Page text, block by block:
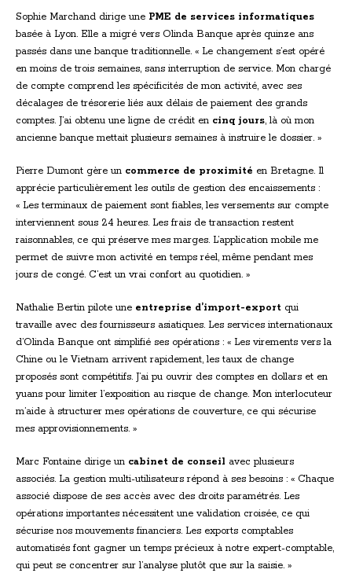
Sophie Marchand dirige une PME de services informatiques
basée à Lyon. Elle a migré vers Olinda Banque après quinze ans
passés dans une banque traditionnelle. « Le changement s’est opéré
en moins de trois semaines, sans interruption de service. Mon chargé
de compte comprend les spécificités de mon activité, avec ses
décalages de trésorerie liés aux délais de paiement des grands
comptes. J’ai obtenu une ligne de crédit en cinq jours, là où mon
ancienne banque mettait plusieurs semaines à instruire le dossier. »
Pierre Dumont gère un commerce de proximité en Bretagne. Il
apprécie particulièrement les outils de gestion des encaissements :
« Les terminaux de paiement sont fiables, les versements sur compte
interviennent sous 24 heures. Les frais de transaction restent
raisonnables, ce qui préserve mes marges. L’application mobile me
permet de suivre mon activité en temps réel, même pendant mes
jours de congé. C’est un vrai confort au quotidien. »
Nathalie Bertin pilote une entreprise d’import-export qui
travaille avec des fournisseurs asiatiques. Les services internationaux
d’Olinda Banque ont simplifié ses opérations : « Les virements vers la
Chine ou le Vietnam arrivent rapidement, les taux de change
proposés sont compétitifs. J’ai pu ouvrir des comptes en dollars et en
yuans pour limiter l’exposition au risque de change. Mon interlocuteur
m’aide à structurer mes opérations de couverture, ce qui sécurise
mes approvisionnements. »
Marc Fontaine dirige un cabinet de conseil avec plusieurs
associés. La gestion multi-utilisateurs répond à ses besoins : « Chaque
associé dispose de ses accès avec des droits paramétrés. Les
opérations importantes nécessitent une validation croisée, ce qui
sécurise nos mouvements financiers. Les exports comptables
automatisés font gagner un temps précieux à notre expert-comptable,
qui peut se concentrer sur l’analyse plutôt que sur la saisie. »